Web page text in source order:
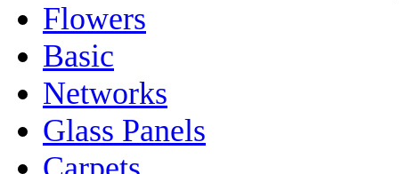
Flowers
Basic
Networks
Glass Panels